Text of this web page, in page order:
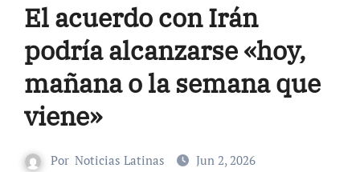
El acuerdo con Irán
podría alcanzarse «hoy,
mañana o la semana que
viene»
Por Noticias Latinas Jun 2, 2026